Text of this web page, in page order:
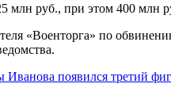
млн руб., при этом 400
«Военторга» по
Иванова появился третий